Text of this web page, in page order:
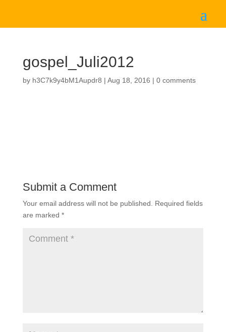
gospel_Juli2012
by h3C7k9y4bM1Aupdr8 | Aug 18, 2016 | 0 comments
Submit a Comment
Your email address will not be published. Required fields
are marked *